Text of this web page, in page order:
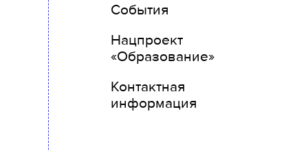
События
Нацпроект
«Образование»
Контактная
информация